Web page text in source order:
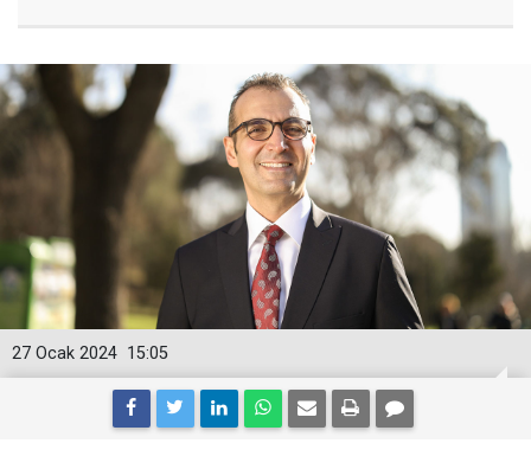
15:05
27 Ocak 2024